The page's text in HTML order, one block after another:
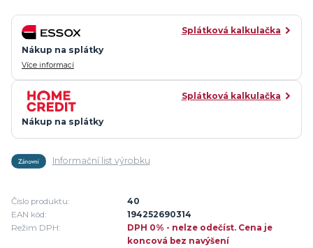
Splátková kalkulačka
Nákup na splátky
Více informací
Splátková kalkulačka
Nákup na splátky
Informační list výrobku
Číslo produktu:
40
EAN kód:
194252690314
Režim DPH:
DPH 0% - nelze odečíst. Cena je
koncová bez navýšení